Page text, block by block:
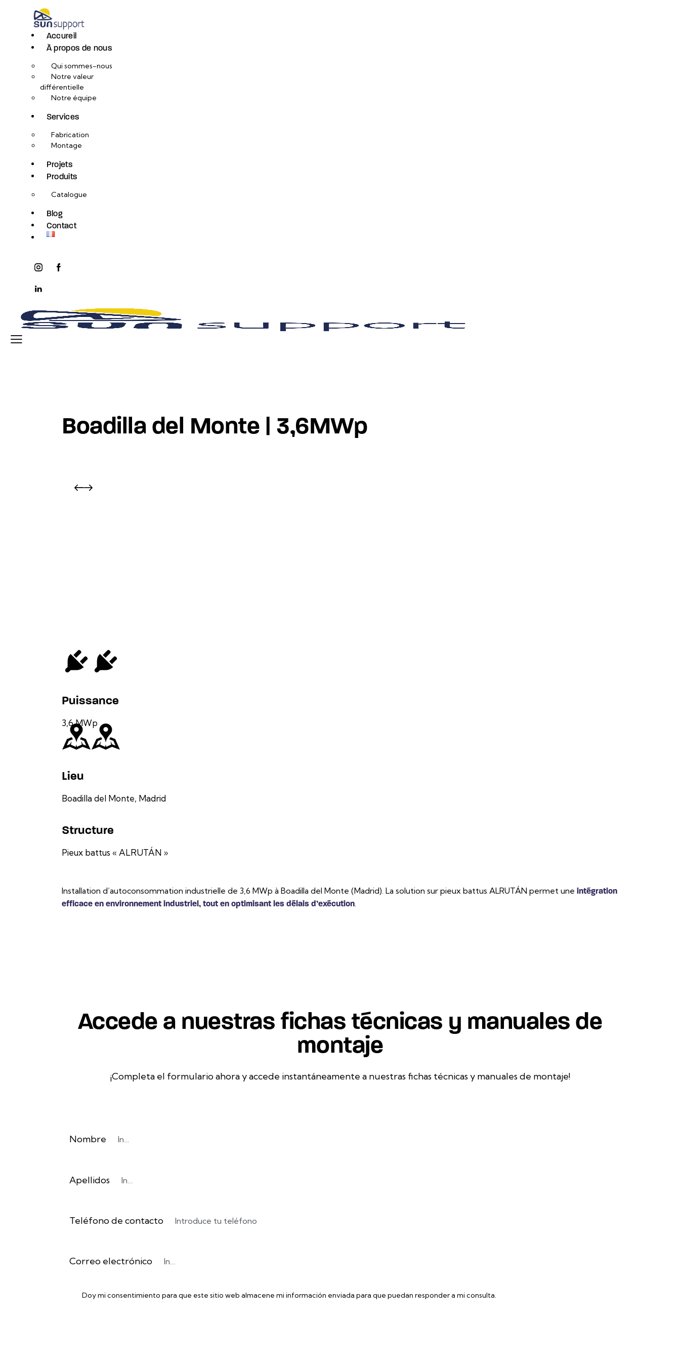
Accureil
À propos de nous
Qui sommes-nous
Notre valeur
différentielle
Notre équipe
Services
Fabrication
Montage
Projets
Produits
Catalogue
Blog
Contact
instagramfacebook-
linkedin
Boadilla del Monte | 3,6MWp
Puissance
3,6 MWp
Lieu
Boadilla del Monte, Madrid
Structure
Pieux battus « ALRUTÁN »
Installation d’autoconsommation industrielle de 3,6 MWp à Boadilla del Monte (Madrid). La solution sur pieux battus ALRUTÁN permet une intégration
efficace en environnement industriel, tout en optimisant les délais d’exécution
Accede a nuestras fichas técnicas y manuales de
montaje
¡Completa el formulario ahora y accede instantáneamente a nuestras fichas técnicas y manuales de montaje!
Nombre
Apellidos
Teléfono de contacto
Correo electrónico
Doy mi consentimiento para que este sitio web almacene mi información enviada para que puedan responder a mi consulta.